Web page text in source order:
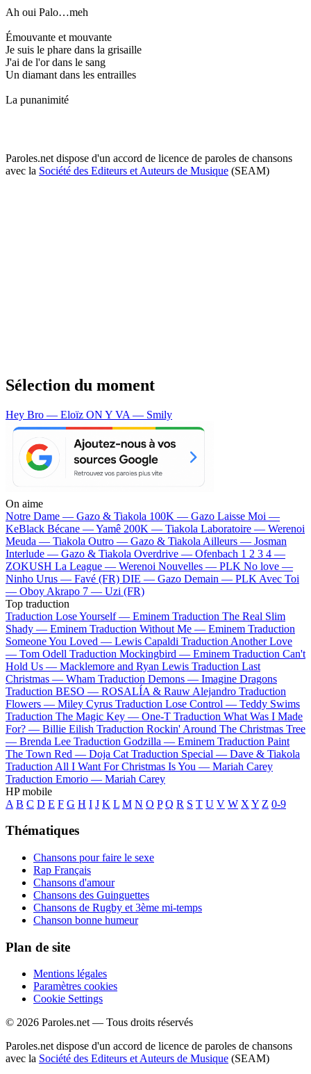
Ah oui Palo…meh
Émouvante et mouvante
Je suis le phare dans la grisaille
J'ai de l'or dans le sang
Un diamant dans les entrailles
La punanimité
Paroles.net dispose d'un accord de licence de paroles de chansons
avec la Société des Editeurs et Auteurs de Musique (SEAM)
Sélection du moment
Hey Bro — Eloïz ON Y VA — Smily
On aime
Notre Dame — Gazo & Tiakola 100K — Gazo Laisse Moi —
KeBlack Bécane —Yamê 200K — Tiakola Laboratoire — Werenoi
Meuda — Tiakola Outro — Gazo & Tiakola Ailleurs — Josman
Interlude — Gazo & Tiakola Overdrive — Ofenbach 1 2 3 4 —
ZOKUSH La League — Werenoi Nouvelles — PLK No love —
Ninho Urus — Favé (FR) DIE — Gazo Demain — PLK Avec Toi
— Oboy Akrapo 7 — Uzi (FR)
Top traduction
Traduction Lose Yourself — Eminem Traduction The Real Slim
Shady — Eminem Traduction Without Me — Eminem Traduction
Someone You Loved — Lewis Capaldi Traduction Another Love
— Tom Odell Traduction Mockingbird — Eminem Traduction Can't
Hold Us — Macklemore and Ryan Lewis Traduction Last
Christmas — Wham Traduction Demons — Imagine Dragons
Traduction BESO — ROSALÍA & Rauw Alejandro Traduction
Flowers — Miley Cyrus Traduction Lose Control — Teddy Swims
Traduction The Magic Key — One-T Traduction What Was I Made
For? — Billie Eilish Traduction Rockin' Around The Christmas Tree
— Brenda Lee Traduction Godzilla — Eminem Traduction Paint
The Town Red — Doja Cat Traduction Special — Dave & Tiakola
Traduction All I Want For Christmas Is You — Mariah Carey
Traduction Emorio — Mariah Carey
HP mobile
A B C D E F G H I J K L M N O P Q R S T U V W X Y Z 0-9
Thématiques
Chansons pour faire le sexe
Rap Français
Chansons d'amour
Chansons des Guinguettes
Chansons de Rugby et 3ème mi-temps
Chanson bonne humeur
Plan de site
Mentions légales
Paramètres cookies
Cookie Settings
© 2026 Paroles.net — Tous droits réservés
Paroles.net dispose d'un accord de licence de paroles de chansons
avec la Société des Editeurs et Auteurs de Musique (SEAM)